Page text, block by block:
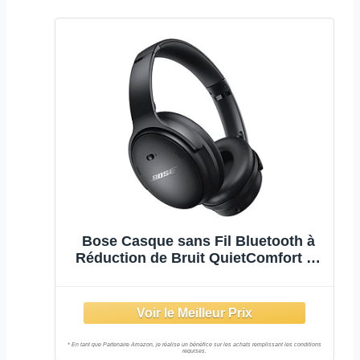
Bose Casque sans Fil Bluetooth à
Réduction de Bruit QuietComfort 45